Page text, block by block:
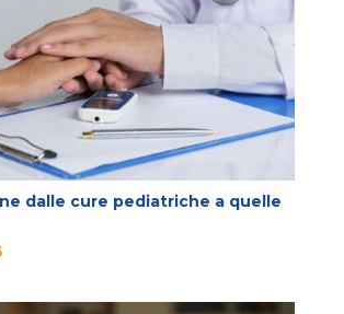
dalle cure pediatriche a quelle